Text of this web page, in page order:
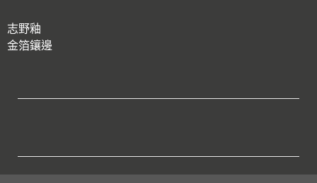
志野釉
金箔鑲邊